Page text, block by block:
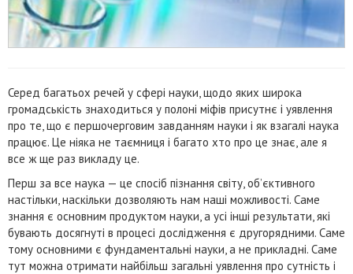
Серед багатьох речей у сфері науки, щодо яких широка
громадськість знаходиться у полоні міфів присутнє і уявлення
про те, що є першочерговим завданням науки і як взагалі наука
працює. Це ніяка не таємниця і багато хто про це знає, але я
все ж ще раз викладу це.
Перш за все наука — це спосіб пізнання світу, об’єктивного
настільки, наскільки дозволяють нам наші можливості. Саме
знання є основним продуктом науки, а усі інші результати, які
бувають досягнуті в процесі дослідження є другорядними. Саме
тому основними є фундаментальні науки, а не прикладні. Саме
тут можна отримати найбільш загальні уявлення про сутність і